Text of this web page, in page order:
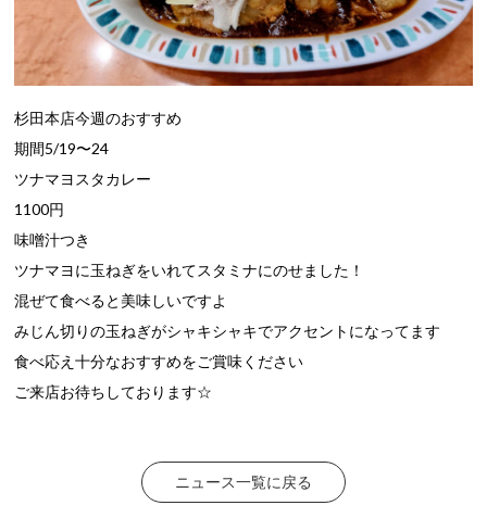
杉田本店今週のおすすめ
期間5/19〜24
ツナマヨスタカレー
1100円
味噌汁つき
ツナマヨに玉ねぎをいれてスタミナにのせました！
混ぜて食べると美味しいですよ
みじん切りの玉ねぎがシャキシャキでアクセントになってます
食べ応え十分なおすすめをご賞味ください
ご来店お待ちしております☆
ニュース一覧に戻る